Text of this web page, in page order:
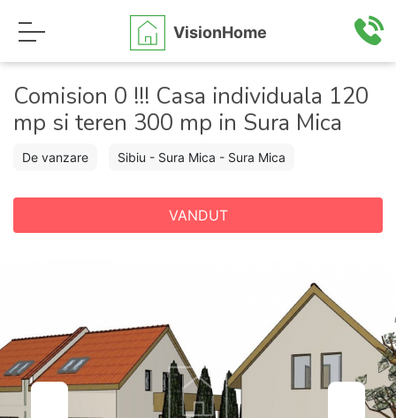
VisionHome
Comision 0 !!! Casa individuala 120
mp si teren 300 mp in Sura Mica
De vanzare Sibiu - Sura Mica - Sura Mica
VANDUT